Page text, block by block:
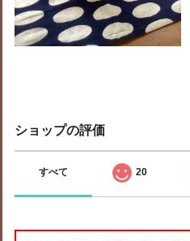
ショップの評価
すべて 20